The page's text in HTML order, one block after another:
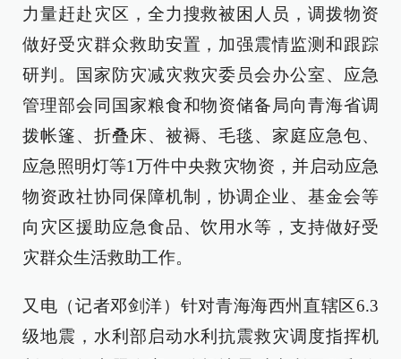
力量赶赴灾区，全力搜救被困人员，调拨物资
做好受灾群众救助安置，加强震情监测和跟踪
研判。国家防灾减灾救灾委员会办公室、应急
管理部会同国家粮食和物资储备局向青海省调
拨帐篷、折叠床、被褥、毛毯、家庭应急包、
应急照明灯等1万件中央救灾物资，并启动应急
物资政社协同保障机制，协调企业、基金会等
向灾区援助应急食品、饮用水等，支持做好受
灾群众生活救助工作。
又电（记者邓剑洋）针对青海海西州直辖区6.3
级地震，水利部启动水利抗震救灾调度指挥机